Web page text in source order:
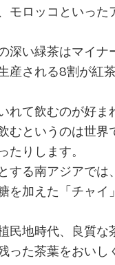
モロッコといった
深い緑茶はマイナ
産される8割が紅
れて飲むのが好ま
むというのは世界
たりします。
する南アジアでは
を加えた「チャイ
民地時代、良質な
った茶葉をおいし